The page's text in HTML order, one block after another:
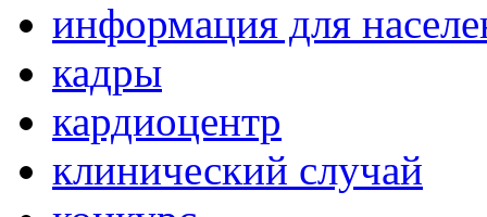
информация для
кадры
кардиоцентр
клинический случай